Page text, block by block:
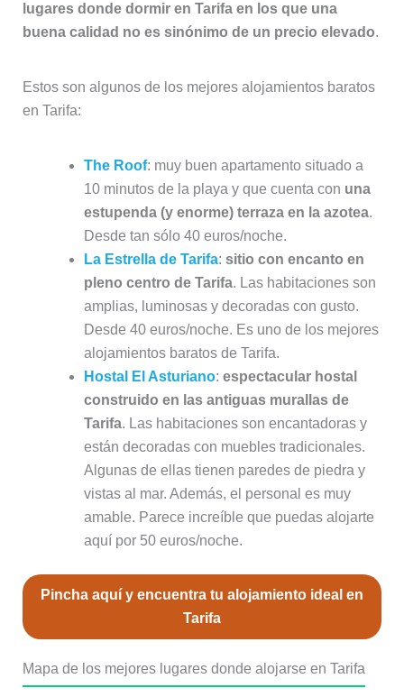
lugares donde dormir en Tarifa en los que una
buena calidad no es sinónimo de un precio elevado.
Estos son algunos de los mejores alojamientos baratos
en Tarifa:
The Roof: muy buen apartamento situado a
10 minutos de la playa y que cuenta con una
estupenda (y enorme) terraza en la azotea.
Desde tan sólo 40 euros/noche.
La Estrella de Tarifa: sitio con encanto en
pleno centro de Tarifa. Las habitaciones son
amplias, luminosas y decoradas con gusto.
Desde 40 euros/noche. Es uno de los mejores
alojamientos baratos de Tarifa.
Hostal El Asturiano: espectacular hostal
construido en las antiguas murallas de
Tarifa. Las habitaciones son encantadoras y
están decoradas con muebles tradicionales.
Algunas de ellas tienen paredes de piedra y
vistas al mar. Además, el personal es muy
amable. Parece increíble que puedas alojarte
aquí por 50 euros/noche.
Pincha aquí y encuentra tu alojamiento ideal en
Tarifa
Mapa de los mejores lugares donde alojarse en Tarifa